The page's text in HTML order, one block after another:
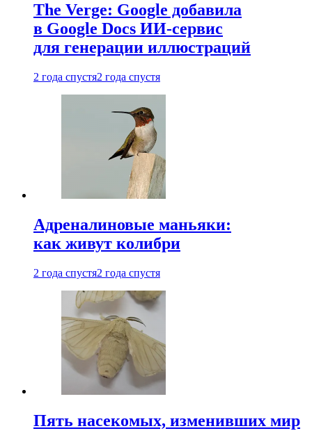
The Verge: Google добавила
в Google Docs ИИ-сервис
для генерации иллюстраций
2 года спустя2 года спустя
Адреналиновые маньяки:
как живут колибри
2 года спустя2 года спустя
Пять насекомых, изменивших мир